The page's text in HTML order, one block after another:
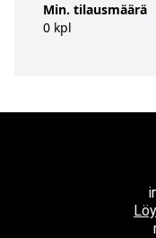
Min. tilausmäärä
0 kpl